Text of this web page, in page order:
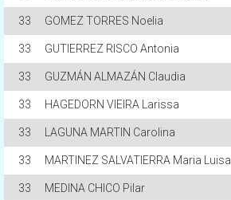
33 GOMEZ TORRES Noelia
33 GUTIERREZ RISCO Antonia
33 GUZMÁN ALMAZÁN Claudia
33 HAGEDORN VIEIRA Larissa
33 LAGUNA MARTIN Carolina
33 MARTINEZ SALVATIERRA Maria Luisa
33 MEDINA CHICO Pilar